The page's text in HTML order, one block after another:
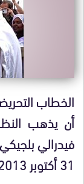
الخطاب
أن يذهب
فيدرالي
31 أكتوبر 2013